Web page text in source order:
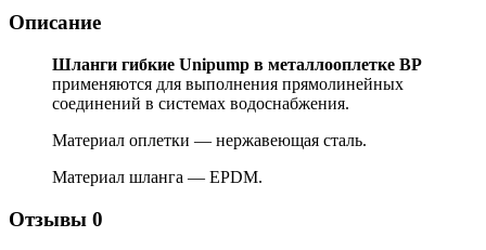
Описание
Шланги гибкие Unipump в металлооплетке ВР
применяются для выполнения прямолинейных
соединений в системах водоснабжения.
Материал оплетки — нержавеющая сталь.
Материал шланга — EPDM.
Отзывы 0